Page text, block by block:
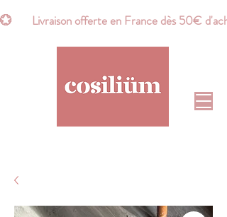
💮       Livraison offerte en France dès 50€